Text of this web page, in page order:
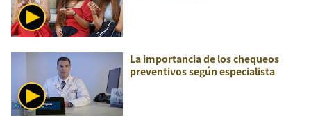
La importancia de los chequeos
preventivos según especialista